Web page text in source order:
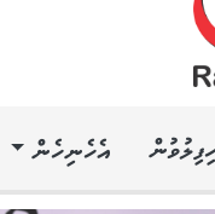
އެހެނިހެން